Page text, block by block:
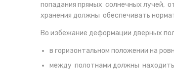
попадания прямых солнечных лучей,
хранения должны обеспечивать
Во избежание деформации дверных
в горизонтальном положении на
между полотнами должны